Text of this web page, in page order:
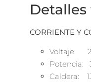
CORRIENTE Y
Voltaje:
Potencia:
Caldera: